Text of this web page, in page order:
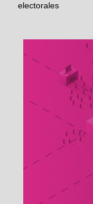
electorales